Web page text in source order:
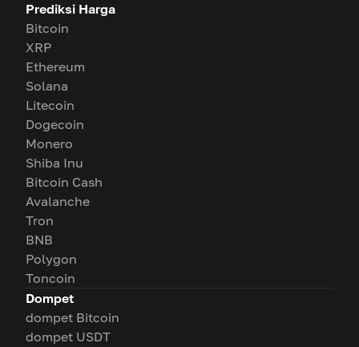
Prediksi Harga
Bitcoin
XRP
Ethereum
Solana
Litecoin
Dogecoin
Monero
Shiba Inu
Bitcoin Cash
Avalanche
Tron
BNB
Polygon
Toncoin
Dompet
dompet Bitcoin
dompet USDT